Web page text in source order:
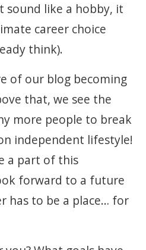
sound like a hobby, it
career choice
think).
of our blog becoming
that, we see the
more people to break
independent lifestyle!
a part of this
forward to a future
has to be a place… for